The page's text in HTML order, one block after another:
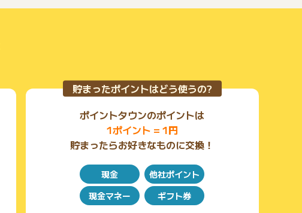
貯まったポイントはどう使うの?
ポイントタウンのポイントは
1ポイント = 1円
貯まったらお好きなものに交換！
現金
他社ポイント
現金マネー
ギフト券